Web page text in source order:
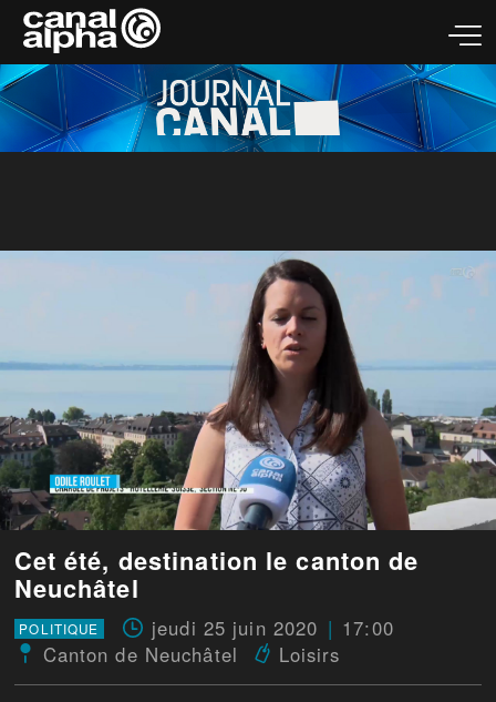
Cet été, destination le canton de
Neuchâtel
POLITIQUE jeudi 25 juin 2020
17:00
Canton de Neuchâtel
Loisirs